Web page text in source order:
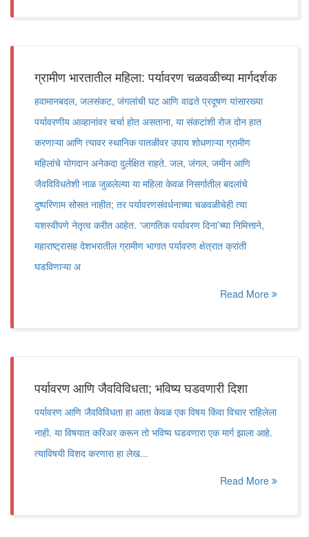
ग्रामीण भारतातील महिला: पर्यावरण चळवळीच्या मार्गदर्शक
हवामानबदल, जलसंकट, जंगलांची घट आणि वाढते प्रदूषण यांसारख्या
पर्यावरणीय आव्हानांवर चर्चा होत असताना, या संकटांशी रोज दोन हात
करणाऱ्या आणि त्यावर स्थानिक पातळीवर उपाय शोधणाऱ्या ग्रामीण
महिलांचे योगदान अनेकदा दुर्लक्षित राहते. जल, जंगल, जमीन आणि
जैवविविधतेशी नाळ जुळलेल्या या महिला केवळ निसर्गातील बदलांचे
दुष्परिणाम सोसत नाहीत; तर पर्यावरणसंवर्धनाच्या चळवळीचेही त्या
यशस्वीपणे नेतृत्व करीत आहेत. ‌‘जागतिक पर्यावरण दिना‌’च्या निमित्ताने,
महाराष्ट्रासह देशभरातील ग्रामीण भागात पर्यावरण क्षेत्रात क्रांती
घडविणाऱ्या अ
Read More
पर्यावरण आणि जैवविविधता; भविष्य घडवणारी दिशा
पर्यावरण आणि जैवविविधता हा आता केवळ एक विषय किंवा विचार राहिलेला
नाही. या विषयात करिअर करून तो भविष्य घडवणारा एक मार्ग झाला आहे.
त्याविषयी विशद करणारा हा लेख...
Read More